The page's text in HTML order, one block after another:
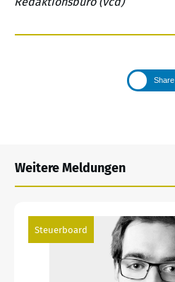
Share
Weitere Meldungen
Steuerboard